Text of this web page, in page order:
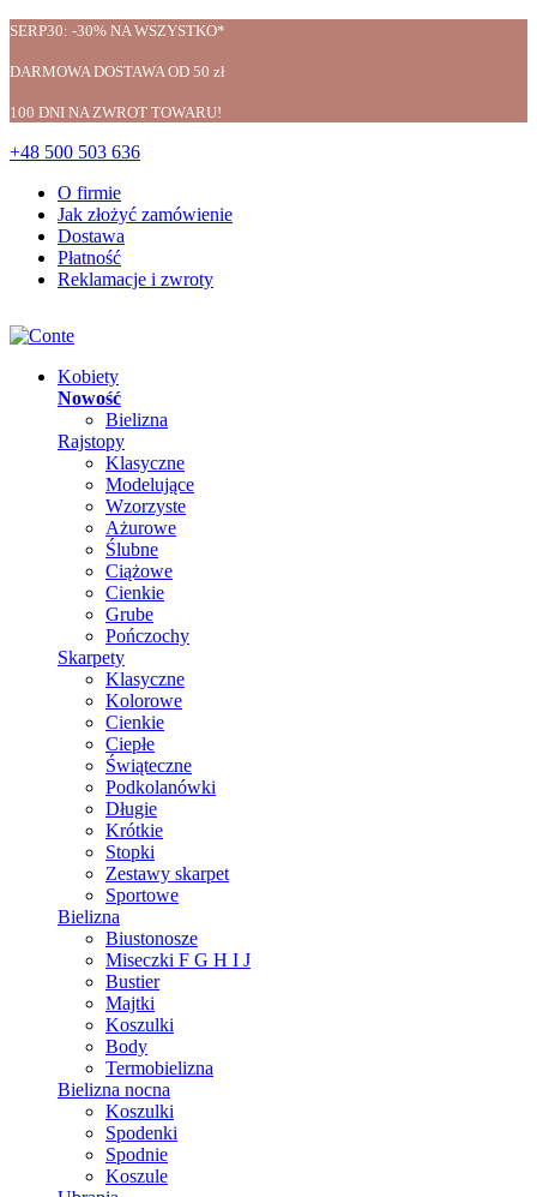
SERP30: -30% NA WSZYSTKO*
DARMOWA DOSTAWA OD 50 zł
100 DNI NA ZWROT TOWARU!
+48 500 503 636
O firmie
Jak złożyć zamówienie
Dostawa
Płatność
Reklamacje i zwroty
Kobiety
Nowość
Bielizna
Rajstopy
Klasyczne
Modelujące
Wzorzyste
Ażurowe
Ślubne
Ciążowe
Cienkie
Grube
Pończochy
Skarpety
Klasyczne
Kolorowe
Cienkie
Ciepłe
Świąteczne
Podkolanówki
Długie
Krótkie
Stopki
Zestawy skarpet
Sportowe
Bielizna
Biustonosze
Miseczki F G H I J
Bustier
Majtki
Koszulki
Body
Termobielizna
Bielizna nocna
Koszulki
Spodenki
Spodnie
Koszule